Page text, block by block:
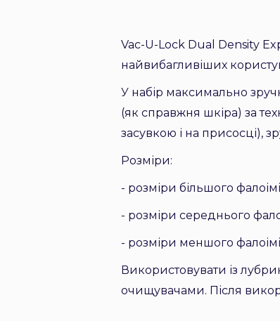
Vac-U-Lock Dual Density
найвибагливіших
У набір максимально
(як справжня шкіра) за
засувкою і на присосці),
Розміри:
- розміри більшого
- розміри середнього
- розміри меншого
Використовувати із
очищувачами. Після